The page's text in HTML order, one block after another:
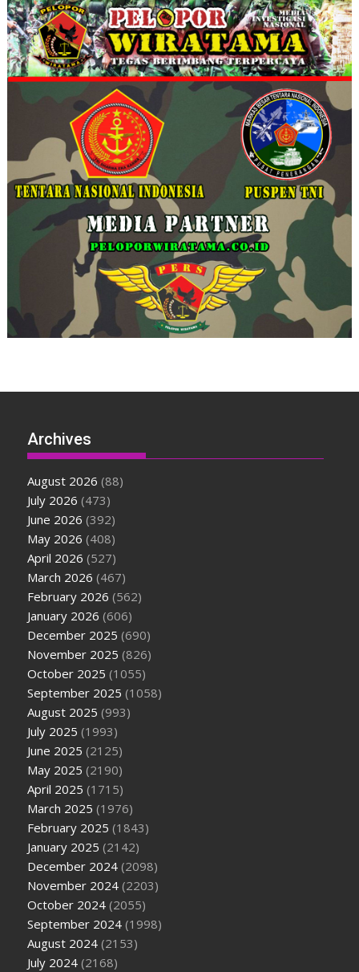
Archives
August 2026 (88)
July 2026 (473)
June 2026 (392)
May 2026 (408)
April 2026 (527)
March 2026 (467)
February 2026 (562)
January 2026 (606)
December 2025 (690)
November 2025 (826)
October 2025 (1055)
September 2025 (1058)
August 2025 (993)
July 2025 (1993)
June 2025 (2125)
May 2025 (2190)
April 2025 (1715)
March 2025 (1976)
February 2025 (1843)
January 2025 (2142)
December 2024 (2098)
November 2024 (2203)
October 2024 (2055)
September 2024 (1998)
August 2024 (2153)
July 2024 (2168)